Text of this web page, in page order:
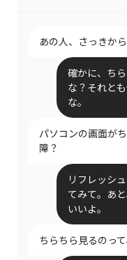
あの人、さっきか
確かに、ち
な？それと
な。
パソコンの画面が
障？
リフレッシ
てみて。あ
いいよ。
ちらちら見るのっ